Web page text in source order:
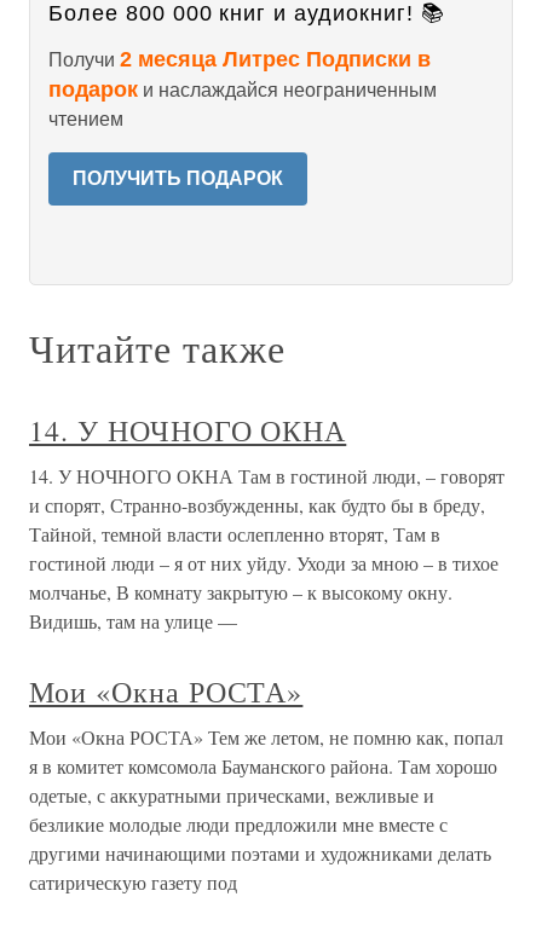
Более 800 000 книг и аудиокниг! 📚
Получи 2 месяца Литрес Подписки в
подарок и наслаждайся неограниченным
чтением
ПОЛУЧИТЬ ПОДАРОК
Читайте также
14. У НОЧНОГО ОКНА
14. У НОЧНОГО ОКНА Там в гостиной люди, – говорят
и спорят, Странно-возбужденны, как будто бы в бреду,
Тайной, темной власти ослепленно вторят, Там в
гостиной люди – я от них уйду. Уходи за мною – в тихое
молчанье, В комнату закрытую – к высокому окну.
Видишь, там на улице —
Мои «Окна РОСТА»
Мои «Окна РОСТА» Тем же летом, не помню как, попал
я в комитет комсомола Бауманского района. Там хорошо
одетые, с аккуратными прическами, вежливые и
безликие молодые люди предложили мне вместе с
другими начинающими поэтами и художниками делать
сатирическую газету под